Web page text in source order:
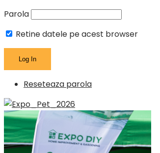
Parola
Retine datele pe acest browser
Reseteaza parola